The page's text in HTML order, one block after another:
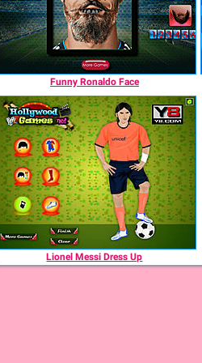
Funny Ronaldo Face
Lionel Messi Dress Up